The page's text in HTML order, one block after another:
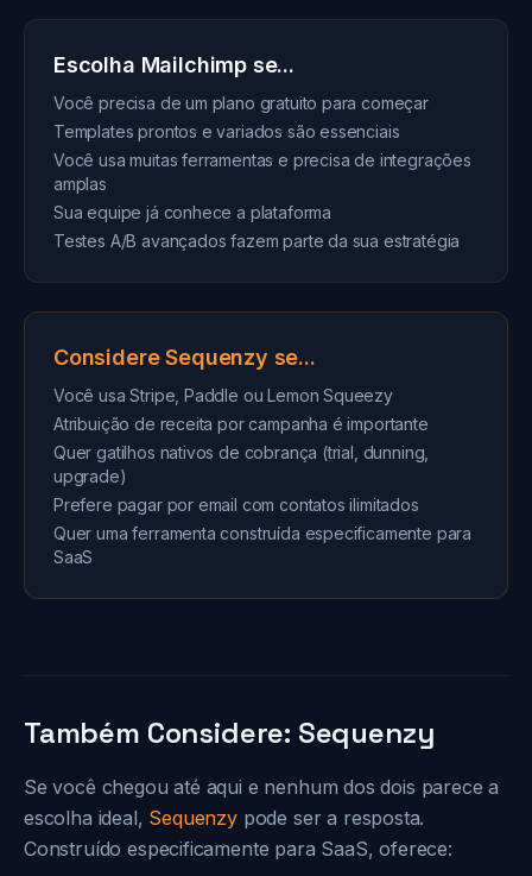
Escolha Mailchimp se...
Você precisa de um plano gratuito para começar
Templates prontos e variados são essenciais
Você usa muitas ferramentas e precisa de integrações
amplas
Sua equipe já conhece a plataforma
Testes A/B avançados fazem parte da sua estratégia
Considere Sequenzy se...
Você usa Stripe, Paddle ou Lemon Squeezy
Atribuição de receita por campanha é importante
Quer gatilhos nativos de cobrança (trial, dunning,
upgrade)
Prefere pagar por email com contatos ilimitados
Quer uma ferramenta construída especificamente para
SaaS
Também Considere: Sequenzy
Se você chegou até aqui e nenhum dos dois parece a
escolha ideal, Sequenzypode ser a resposta.
Construído especificamente para SaaS, oferece: